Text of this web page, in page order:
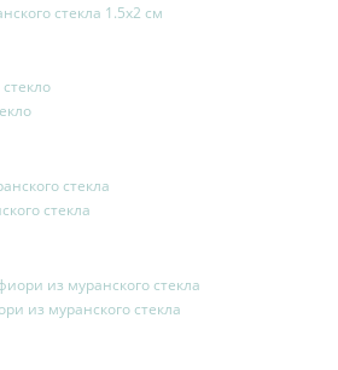
стекла 1.5х2 см
стекла
из муранского стекла